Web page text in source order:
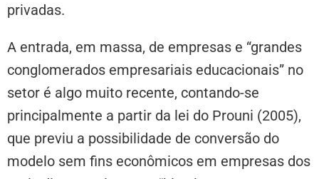
privadas.
A entrada, em massa, de empresas e “grandes
conglomerados empresariais educacionais” no
setor é algo muito recente, contando-se
principalmente a partir da lei do Prouni (2005),
que previu a possibilidade de conversão do
modelo sem fins econômicos em empresas dos